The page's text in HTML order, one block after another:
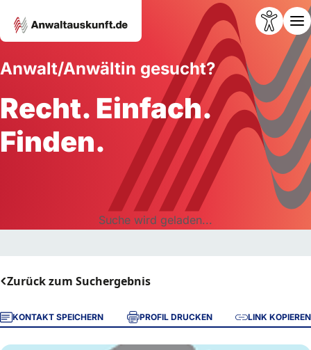
Anwalt/Anwältin gesucht?
Recht. Einfach.
Finden.
Suche wird geladen...
Zurück zum Suchergebnis
KONTAKT SPEICHERN PROFIL DRUCKEN LINK KOPIEREN